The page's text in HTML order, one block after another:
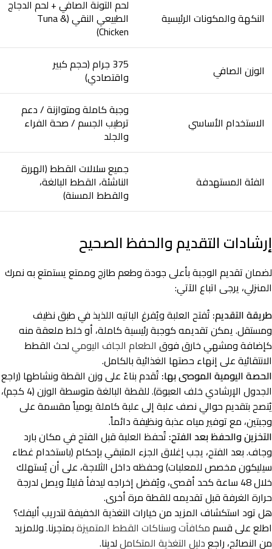
النكهة والمكونات الرئيسية
لحم التونة الصافي + لحم الدجاج
الطبيعي النقي (Tuna &
Chicken)
الوزن الصافي 375 جرام (حجم كبير
واقتصادي)
الاستخدام الأساسي
وجبة كاملة ومتوازنة / دعم
ترطيب الجسم / صحة الفراء
والجلد
الفئة المستهدفة
جميع سلالات القطط (الهررة
الناشئة، القطط البالغة،
والقطط المسنة)
إرشادات التقديم والحفظ الصحيح
لضمان تقديم الوجبة بأعلى جودة وطعم طازج وممتع يستمتع به نمرك
المنزلي، يرجى اتباع الآتي:
طريقة التقديم: تُفتح العلبة ويُفرغ الباتيه اللذيذ في طبق نظيف
ومستقل. يمكن تقديمه كوجبة رئيسية كاملة، أو خلط ملعقة منه
كإضافة ومشهي خارق فوق الطعام الجاف اليوميلحث القطط
الانتقائية على إنهاء حصتها الغذائية بالكامل.
الحصة اليومية الموصى بها: تُقدم بناءً على وزن القطة ونشاطها (راجع
الجدول الإرشادي خلف العبوة). للقطة البالغة متوسطة الوزن (4 كجم)،
يُنصح بتقديم حوالي نصف علبة إلى علبة كاملة يومياً مقسمة على
وجبتين، مع توفير مياه عذبة ونظيفة دائماً.
التخزين والحفظ بعد الفتح: تُحفظ العلبة قبل الفتح في مكان بارد
وجاف. بعد الفتح، يجب إغلاق الجزء المتبقي بإحكام (باستخدام غطاء
سيليكون مخصص للمعلبات) وحفظه داخل الثلاجة، على أن يُستهلك
خلال 48 ساعة كحد أقصى، ويُفضل إخراجه ليدفأ قليلاً ويصل لدرجة
حرارة الغرفة قبل تقديمه للقطة مرة أخرى.
هل تود استكشاف المزيد من خيارات التغذية الخفيفة لتدريب أليفك؟
اطلع على قسممكافآت وسناكات القطط المتميزةبمتجرنا. وللمزيد
من النصائح، راجعدليل التغذية المتكامللدينا.